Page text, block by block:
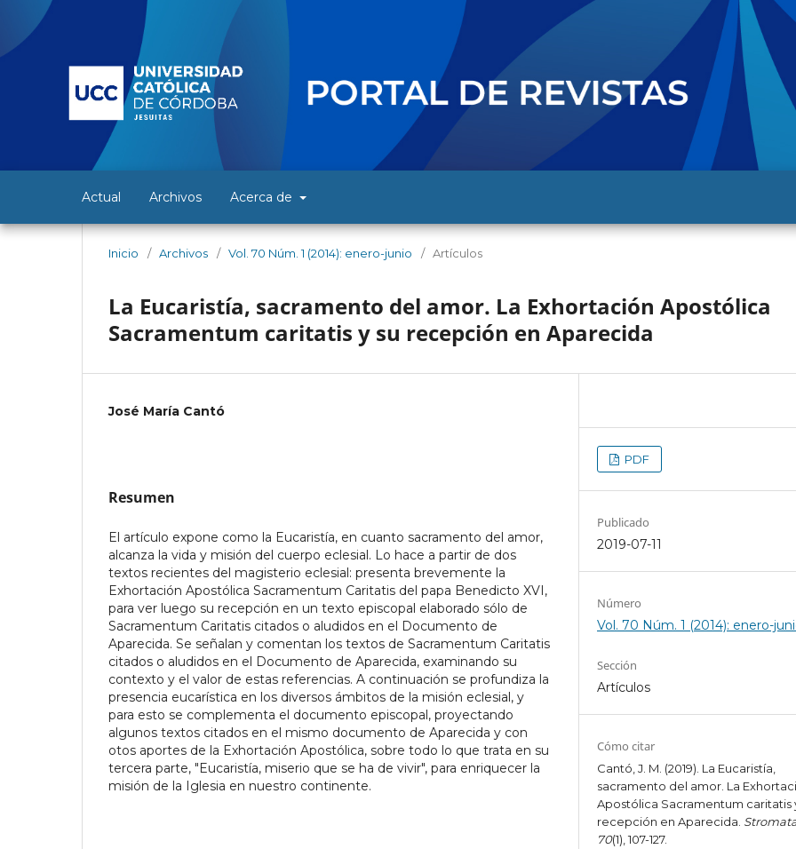
Actual Archivos Acerca de
Inicio / Archivos / Vol. 70 Núm. 1 (2014): enero-junio / Artículos
La Eucaristía, sacramento del amor. La Exhortación Apostólica
Sacramentum caritatis y su recepción en Aparecida
José María Cantó
Resumen
El artículo expone como la Eucaristía, en cuanto sacramento del amor,
alcanza la vida y misión del cuerpo eclesial. Lo hace a partir de dos
textos recientes del magisterio eclesial: presenta brevemente la
Exhortación Apostólica Sacramentum Caritatis del papa Benedicto XVI,
para ver luego su recepción en un texto episcopal elaborado sólo de
Sacramentum Caritatis citados o aludidos en el Documento de
Aparecida. Se señalan y comentan los textos de Sacramentum Caritatis
citados o aludidos en el Documento de Aparecida, examinando su
contexto y el valor de estas referencias. A continuación se profundiza la
presencia eucarística en los diversos ámbitos de la misión eclesial, y
para esto se complementa el documento episcopal, proyectando
algunos textos citados en el mismo documento de Aparecida y con
otos aportes de la Exhortación Apostólica, sobre todo lo que trata en su
tercera parte, "Eucaristía, miserio que se ha de vivir", para enriquecer la
misión de la Iglesia en nuestro continente.
PDF
Publicado
2019-07-11
Número
Vol. 70 Núm. 1 (2014): enero-
Sección
Artículos
Cómo citar
Cantó, J. M. (2019). La Eucaristía,
sacramento del amor. La
Apostólica Sacramentum caritatis
recepción en Aparecida.
70(1), 107-127.